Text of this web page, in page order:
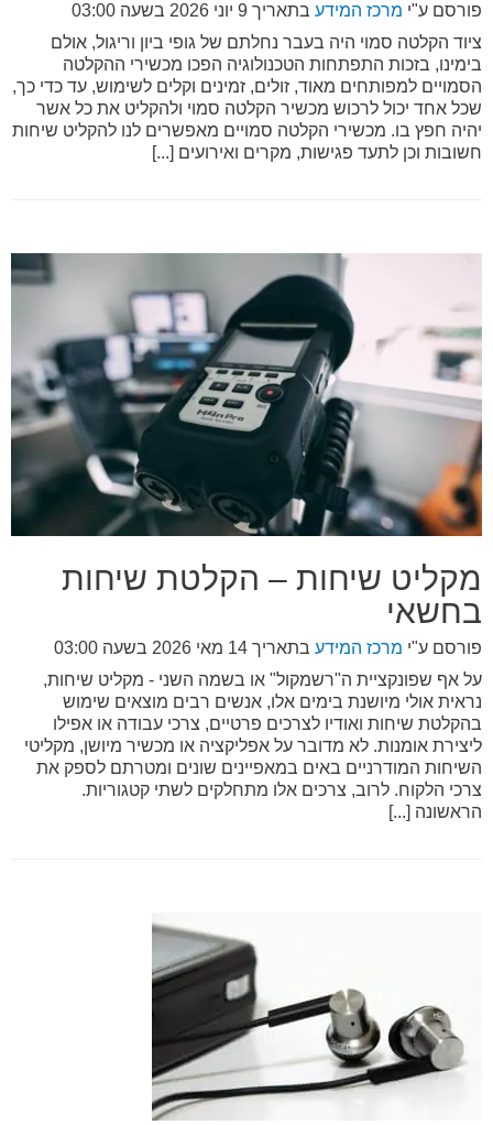
פורסם ע"י מרכז המידע בתאריך 9 יוני 2026 בשעה 03:00
ציוד הקלטה סמוי היה בעבר נחלתם של גופי ביון וריגול, אולם
בימינו, בזכות התפתחות הטכנולוגיה הפכו מכשירי ההקלטה
הסמויים למפותחים מאוד, זולים, זמינים וקלים לשימוש, עד כדי כך,
שכל אחד יכול לרכוש מכשיר הקלטה סמוי ולהקליט את כל אשר
יהיה חפץ בו. מכשירי הקלטה סמויים מאפשרים לנו להקליט שיחות
חשובות וכן לתעד פגישות, מקרים ואירועים [...]
מקליט שיחות – הקלטת שיחות
בחשאי
פורסם ע"י מרכז המידע בתאריך 14 מאי 2026 בשעה 03:00
על אף שפונקציית ה"רשמקול" או בשמה השני - מקליט שיחות,
נראית אולי מיושנת בימים אלו, אנשים רבים מוצאים שימוש
בהקלטת שיחות ואודיו לצרכים פרטיים, צרכי עבודה או אפילו
ליצירת אומנות. לא מדובר על אפליקציה או מכשיר מיושן, מקליטי
השיחות המודרניים באים במאפיינים שונים ומטרתם לספק את
צרכי הלקוח. לרוב, צרכים אלו מתחלקים לשתי קטגוריות.
הראשונה [...]